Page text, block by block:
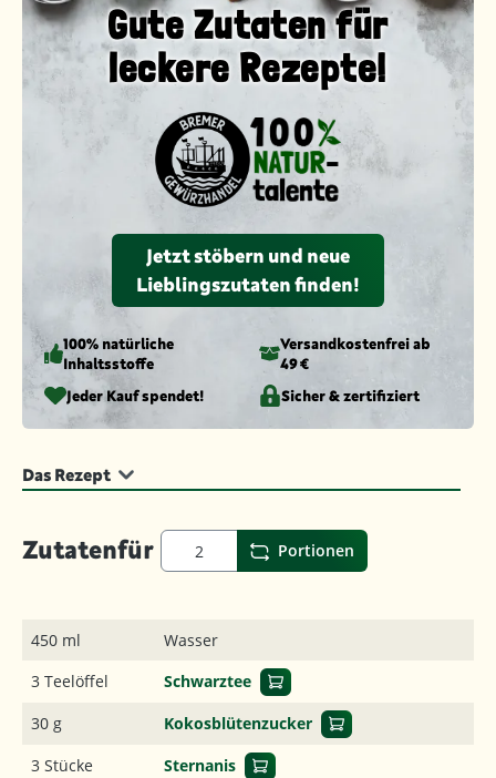
Gute Zutaten für
leckere Rezepte!
Jetzt stöbern und neue
Lieblingszutaten finden!
100% natürliche
Inhaltsstoffe
Versandkosten­frei ab
49 €
Jeder Kauf spendet!
Sicher & zertifiziert
Das Rezept
Zutatenfür Portionen
450 ml
Wasser
3 Teelöffel
Schwarztee
30 g
Kokosblütenzucker
3 Stücke
Sternanis